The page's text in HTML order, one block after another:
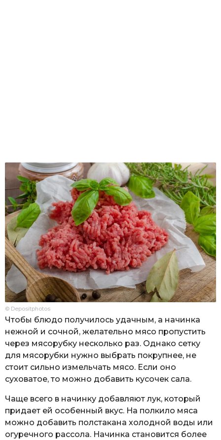
© Depositphotos
Чтобы блюдо получилось удачным, а начинка
нежной и сочной, желательно мясо пропустить
через мясорубку несколько раз. Однако сетку
для мясорубки нужно выбрать покрупнее, не
стоит сильно измельчать мясо. Если оно
суховатое, то можно добавить кусочек сала.
Чаще всего в начинку добавляют лук, который
придает ей особенный вкус. На полкило мяса
можно добавить полстакана холодной воды или
огуречного рассола. Начинка становится более